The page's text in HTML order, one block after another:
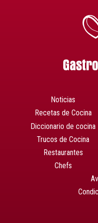
Noticias
Recetas de Cocina
Diccionario de cocina
Trucos de Cocina
Restaurantes
Chefs